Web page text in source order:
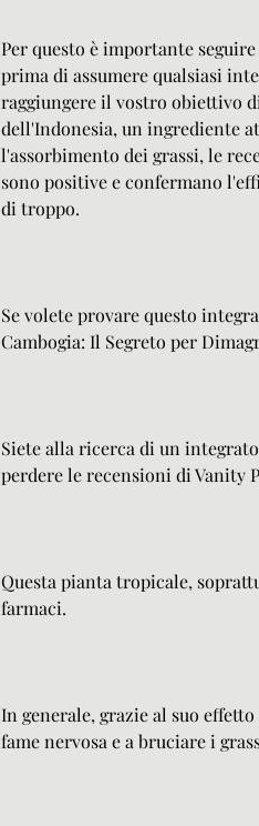
Per questo è importante
prima di assumere qualsiasi
raggiungere il vostro obiettivo
dell'Indonesia, un ingrediente
l'assorbimento dei grassi, le
sono positive e confermano
di troppo.
Se volete provare questo
Cambogia: Il Segreto per
Siete alla ricerca di un
perdere le recensioni di Vanity
Questa pianta tropicale,
farmaci.
In generale, grazie al suo
fame nervosa e a bruciare i